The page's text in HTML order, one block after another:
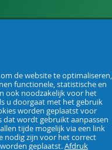
erf en tuin.
Colofon
de website te optimaliseren,
functionele, statistische en
ook noodzakelijk voor het
u doorgaat met het gebruik
worden geplaatst voor
dat wordt gebruikt aanpassen
tijde mogelijk via een link
nodig zijn voor het correct
geplaatst.Afdruk